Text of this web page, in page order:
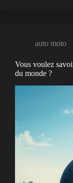
auto moto
Vous voulez
du monde ?